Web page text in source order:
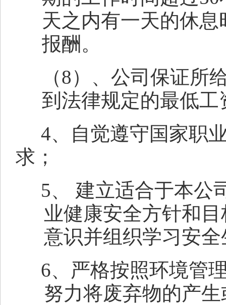
天之内有一天的休
报酬。
（8）、公司保证所
到法律规定的最低
4、自觉遵守国家职
求；
5、 建立适合于本公
业健康安全方针和
意识并组织学习安
6、严格按照环境管
努力将废弃物的产